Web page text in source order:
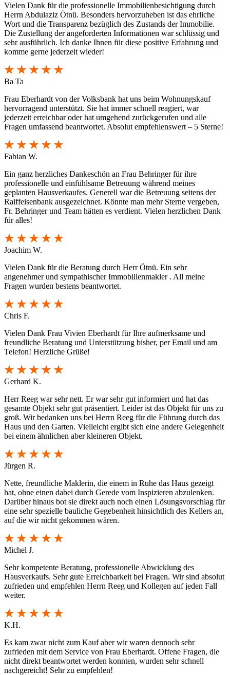
Vielen Dank für die professionelle Immobilienbesichtigung durch
Herrn Abdulaziz Ötnü. Besonders hervorzuheben ist das ehrliche
Wort und die Transparenz bezüglich des Zustands der Immobilie.
Die Zustellung der angeforderten Informationen war schlüssig und
sehr ausführlich. Ich danke Ihnen für diese positive Erfahrung und
komme gerne jederzeit wieder!
Ba Ta
Frau Eberhardt von der Volksbank hat uns beim Wohnungskauf
hervorragend unterstützt. Sie hat immer schnell reagiert, war
jederzeit erreichbar oder hat umgehend zurückgerufen und alle
Fragen umfassend beantwortet. Absolut empfehlenswert – 5 Sterne!
Fabian W.
Ein ganz herzliches Dankeschön an Frau Behringer für ihre
professionelle und einfühlsame Betreuung während meines
geplanten Hausverkaufes. Generell war die Betreuung seitens der
Raiffeisenbank ausgezeichnet. Könnte man mehr Sterne vergeben,
Fr. Behringer und Team hätten es verdient. Vielen herzlichen Dank
für alles!
Joachim W.
Vielen Dank für die Beratung durch Herr Ötnü. Ein sehr
angenehmer und sympathischer Immobilienmakler . All meine
Fragen wurden bestens beantwortet.
Chris F.
Vielen Dank Frau Vivien Eberhardt für Ihre aufmerksame und
freundliche Beratung und Unterstützung bisher, per Email und am
Telefon! Herzliche Grüße!
Gerhard K.
Herr Reeg war sehr nett. Er war sehr gut informiert und hat das
gesamte Objekt sehr gut präsentiert. Leider ist das Objekt für uns zu
groß. Wir bedanken uns bei Herrn Reeg für die Führung durch das
Haus und den Garten. Vielleicht ergibt sich eine andere Gelegenheit
bei einem ähnlichen aber kleineren Objekt.
Jürgen R.
Nette, freundliche Maklerin, die einem in Ruhe das Haus gezeigt
hat, ohne einen dabei durch Gerede vom Inspizieren abzulenken.
Darüber hinaus bot sie direkt auch noch einen Lösungsvorschlag für
eine sehr spezielle bauliche Gegebenheit hinsichtlich des Kellers an,
auf die wir nicht gekommen wären.
Michel J.
Sehr kompetente Beratung, professionelle Abwicklung des
Hausverkaufs. Sehr gute Erreichbarkeit bei Fragen. Wir sind absolut
zufrieden und empfehlen Herrn Reeg und Kollegen auf jeden Fall
weiter.
K.H.
Es kam zwar nicht zum Kauf aber wir waren dennoch sehr
zufrieden mit dem Service von Frau Eberhardt. Offene Fragen, die
nicht direkt beantwortet werden konnten, wurden sehr schnell
nachgereicht! Sehr zu empfehlen!